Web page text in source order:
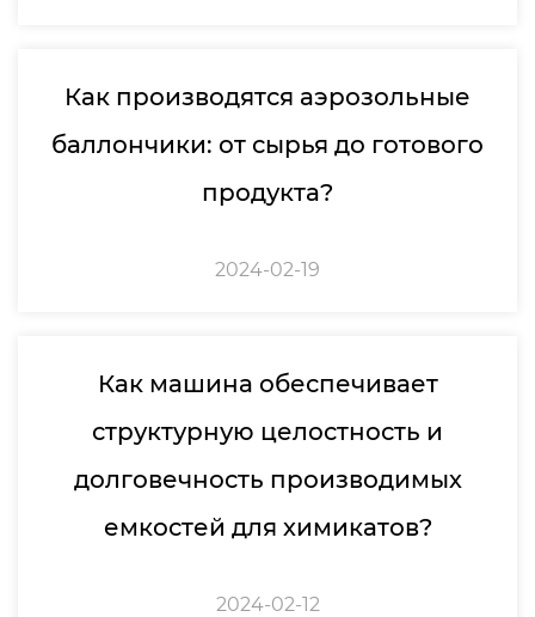
Как производятся аэрозольные
баллончики: от сырья до готового
продукта?
2024-02-19
Как машина обеспечивает
структурную целостность и
долговечность производимых
емкостей для химикатов?
2024-02-12